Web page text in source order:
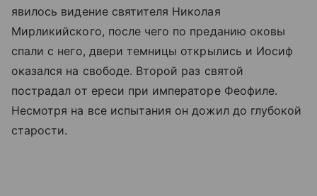
явилось видение святителя Николая
Мирликийского, после чего по преданию оковы
спали с него, двери темницы открылись и Иосиф
оказался на свободе. Второй раз святой
пострадал от ереси при императоре Феофиле.
Несмотря на все испытания он дожил до глубокой
старости.